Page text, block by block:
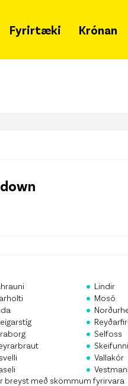
Fyrirtæki Krónan
Krónan Public API
Skrá á póstlista
• Lindir
• Mosó
•
•
• Selfoss
• Skeifunni
• Vallakór
•
breyst með skömmum fyrirvara